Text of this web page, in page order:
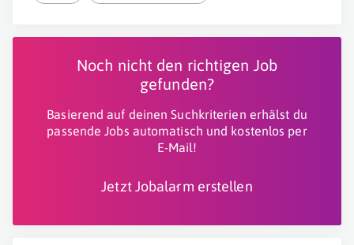
Noch nicht den richtigen Job
gefunden?
Basierend auf deinen Suchkriterien erhälst du
passende Jobs automatisch und kostenlos per
E-Mail!
Jetzt Jobalarm erstellen